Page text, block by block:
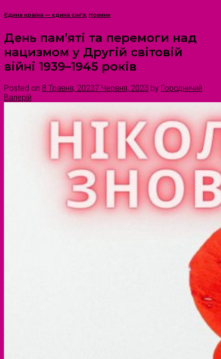
Єдина країна — єдина сім’я, Новини
День пам’яті та перемоги над
нацизмом у Другій світовій
війні 1939–1945 років
Posted on 8 Травня, 20237 Червня, 2023 by Городничий
Валерій